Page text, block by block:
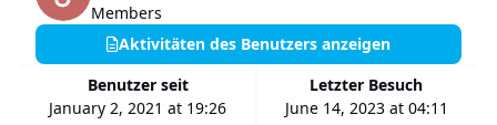
Members
Benutzer seit
January 2, 2021 at 19:26
Letzter Besuch
June 14, 2023 at 04:11
Aktivitäten des Benutzers anzeigen